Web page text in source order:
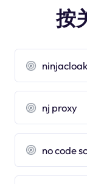
按
nj proxy
no code